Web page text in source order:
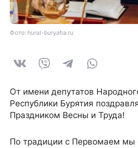
Фото: hural-buryatia.ru
От имени депутатов
Республики Бурятия
Праздником Весны и Труда!
По традиции с Первомаем мы